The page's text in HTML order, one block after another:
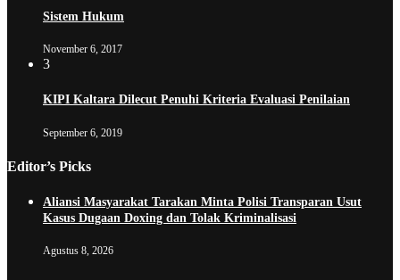
Sistem Hukum
November 6, 2017
3
KIPI Kaltara Dilecut Penuhi Kriteria Evaluasi Penilaian
September 6, 2019
Editor’s Picks
Aliansi Masyarakat Tarakan Minta Polisi Transparan Usut
Kasus Dugaan Doxing dan Tolak Kriminalisasi
Agustus 8, 2026